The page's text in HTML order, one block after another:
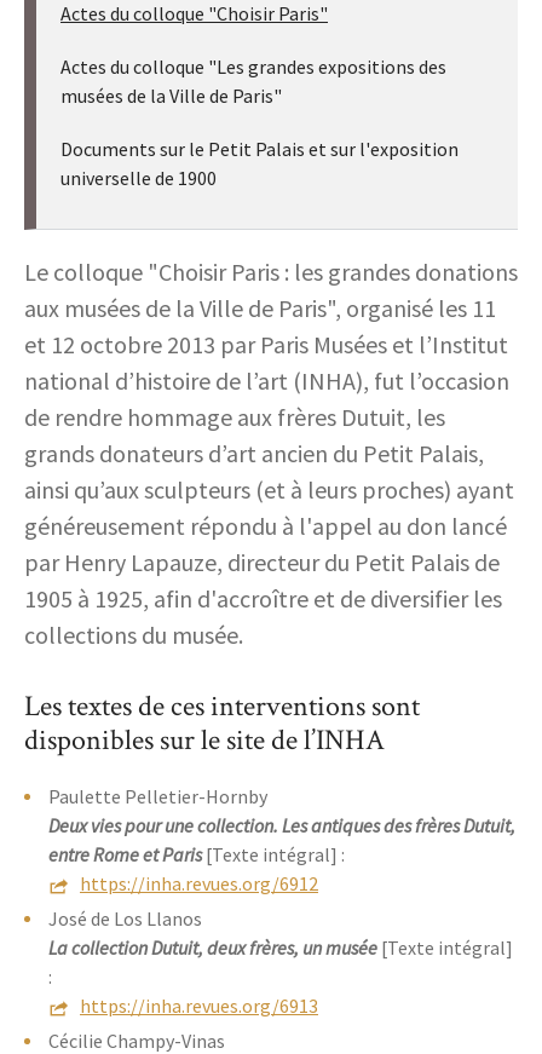
Actes du colloque "Choisir Paris"
Actes du colloque "Les grandes expositions des
musées de la Ville de Paris"
Documents sur le Petit Palais et sur l'exposition
universelle de 1900
Le colloque "Choisir Paris : les grandes donations
aux musées de la Ville de Paris", organisé les 11
et 12 octobre 2013 par Paris Musées et l’Institut
national d’histoire de l’art (INHA), fut l’occasion
de rendre hommage aux frères Dutuit, les
grands donateurs d’art ancien du Petit Palais,
ainsi qu’aux sculpteurs (et à leurs proches) ayant
généreusement répondu à l'appel au don lancé
par Henry Lapauze, directeur du Petit Palais de
1905 à 1925, afin d'accroître et de diversifier les
collections du musée.
Les textes de ces interventions sont
disponibles sur le site de l’INHA
Paulette Pelletier-Hornby
Deux vies pour une collection. Les antiques des frères Dutuit,
entre Rome et Paris[Texte intégral] :
https://inha.revues.org/6912
José de Los Llanos
La collection Dutuit, deux frères, un musée [Texte intégral]
:
https://inha.revues.org/6913
Cécilie Champy-Vinas